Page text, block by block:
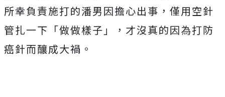
所幸負責施打的潘男因擔心出事，僅用空針
管扎一下「做做樣子」，才沒真的因為打防
癌針而釀成大禍。